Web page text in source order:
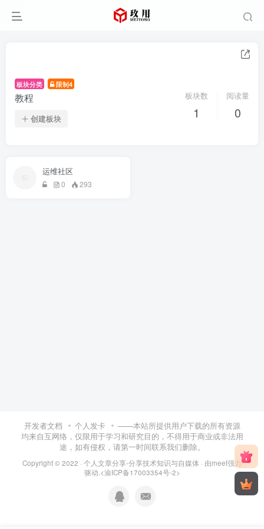
板块分类 限制4
教程
创建板块
板块数
1
阅读量
0
运维社区
0 293
开发者文档 个人发卡
——本站所提供用户下载的所有资源
均来自互网络，仅限用于学习和研究目的，不得用于商业或非法用
途，如有侵权，请第一时间联系我们删除。
Copyright © 2022 · 个人文章分享-分享技术知识与自媒体 · 由meet强力
驱动. <渝ICP备17003354号-2>